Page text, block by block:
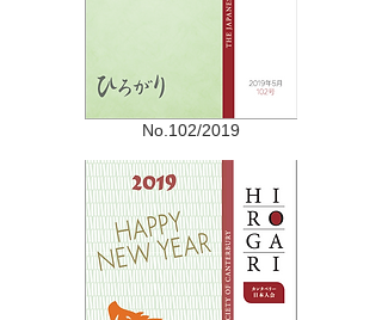
No.102/2019